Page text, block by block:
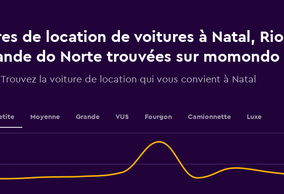
axis
displaying
values.
0
de location de voitures à Natal, Rio
do Norte trouvées sur momondo
Trouvez la voiture de location qui vous convient à Natal
Moyenne Grande VUS Fourgon Camionnette Luxe